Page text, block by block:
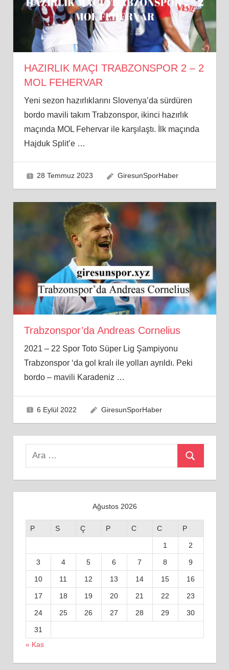
HAZIRLIK MAÇI TRABZONSPOR 2 – 2
MOL FEHERVAR
Yeni sezon hazırlıklarını Slovenya’da sürdüren
bordo mavili takım Trabzonspor, ikinci hazırlık
maçında MOL Fehervar ile karşılaştı. İlk maçında
Hajduk Split’e …
28 Temmuz 2023 GiresunSporHaber
Trabzonspor’da Andreas Cornelius
2021 – 22 Spor Toto Süper Lig Şampiyonu
Trabzonspor ‘da gol kralı ile yolları ayrıldı. Peki
bordo – mavili Karadeniz …
6 Eylül 2022 GiresunSporHaber
Search
Ara
Ağustos 2026
P S Ç P C C P
1 2
3 4 5 6 7 8 9
10 11 12 13 14 15 16
17 18 19 20 21 22 23
24 25 26 27 28 29 30
31
« Kas